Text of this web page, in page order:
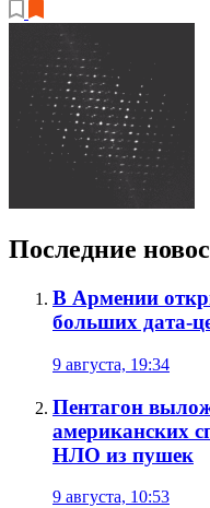
Последние
В Армении
больших дата-
9 августа, 19:34
Пентагон
американских
НЛО из пушек
9 августа, 10:53